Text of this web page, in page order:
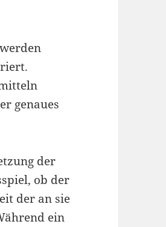
genaues
der
ob der
der an sie
ein